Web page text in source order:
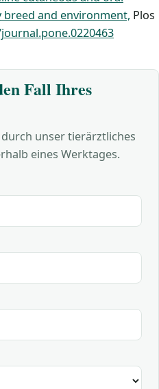
and environment, Plos
Fall Ihres
unser tierärztliches
eines Werktages.